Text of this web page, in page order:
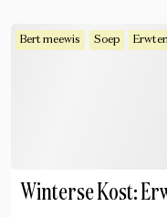
Bert meewis Soep
Winterse Kost: